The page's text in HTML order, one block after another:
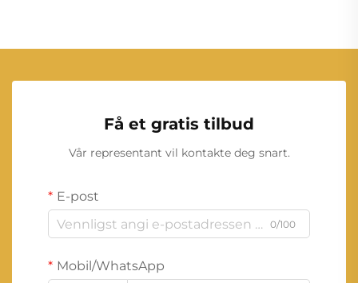
Få et gratis tilbud
Vår representant vil kontakte deg snart.
E-post
0/100
Mobil/WhatsApp